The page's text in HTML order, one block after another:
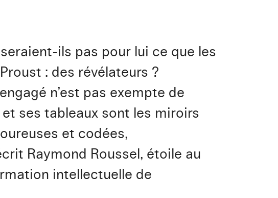
ils pas pour lui ce que les
: des révélateurs ?
n’est pas exempte de
ses tableaux sont les miroirs
et codées,
Raymond Roussel, étoile au
intellectuelle de